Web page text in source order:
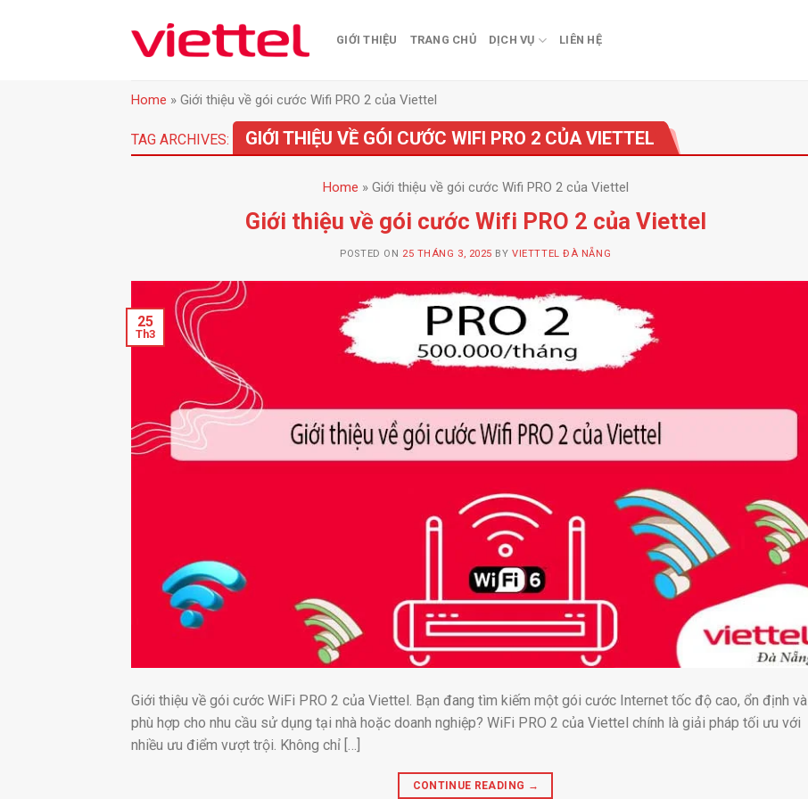
GIỚI THIỆU TRANG CHỦ DỊCH VỤ LIÊN HỆ
Home » Giới thiệu về gói cước Wifi PRO 2 của Viettel
TAG ARCHIVES: GIỚI THIỆU VỀ GÓI CƯỚC WIFI PRO 2 CỦA VIETTEL
Home » Giới thiệu về gói cước Wifi PRO 2 của Viettel
Giới thiệu về gói cước Wifi PRO 2 của Viettel
POSTED ON 25 THÁNG 3, 2025 BYVIETTTEL ĐÀ NẴNG
25
Th3
Giới thiệu về gói cước WiFi PRO 2 của Viettel. Bạn đang tìm kiếm một gói cước Internet tốc độ cao, ổn định và
phù hợp cho nhu cầu sử dụng tại nhà hoặc doanh nghiệp? WiFi PRO 2 của Viettel chính là giải pháp tối ưu với
nhiều ưu điểm vượt trội. Không chỉ […]
CONTINUE READING →